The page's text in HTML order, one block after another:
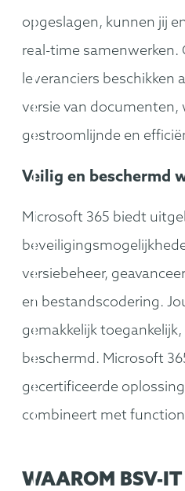
opgeslagen, kunnen jij
real-time samenwerken.
leveranciers beschikken
versie van documenten,
gestroomlijnde en
Veilig en beschermd
Microsoft 365 biedt
versiebeheer,
en bestandscodering.
gemakkelijk
beschermd. Microsoft
gecertificeerde
combineert met
WAAROM BSV-IT